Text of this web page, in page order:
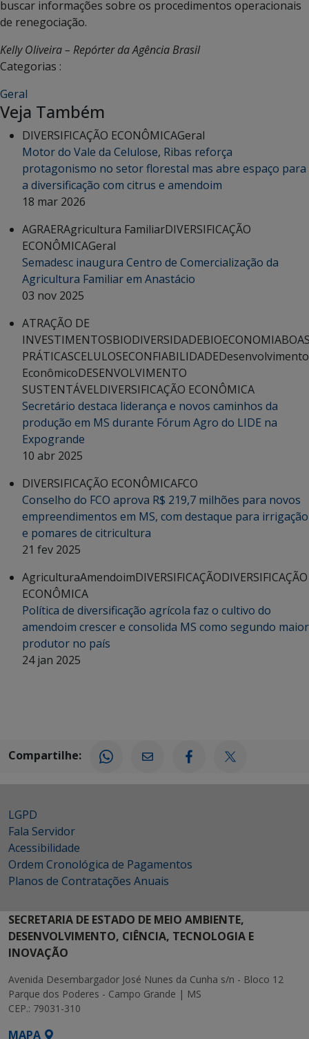
buscar informações sobre os procedimentos operacionais
de renegociação.
Kelly Oliveira – Repórter da Agência Brasil
Categorias :
Geral
Veja Também
DIVERSIFICAÇÃO ECONÔMICAGeral
Motor do Vale da Celulose, Ribas reforça
protagonismo no setor florestal mas abre espaço para
a diversificação com citrus e amendoim
18 mar 2026
AGRAERAgricultura FamiliarDIVERSIFICAÇÃO
ECONÔMICAGeral
Semadesc inaugura Centro de Comercialização da
Agricultura Familiar em Anastácio
03 nov 2025
ATRAÇÃO DE
INVESTIMENTOSBIODIVERSIDADEBIOECONOMIA
PRÁTICASCELULOSECONFIABILIDADEDesenvolvimento
EconômicoDESENVOLVIMENTO
SUSTENTÁVELDIVERSIFICAÇÃO ECONÔMICA
Secretário destaca liderança e novos caminhos da
produção em MS durante Fórum Agro do LIDE na
Expogrande
10 abr 2025
DIVERSIFICAÇÃO ECONÔMICAFCO
Conselho do FCO aprova R$ 219,7 milhões para novos
empreendimentos em MS, com destaque para irrigação
e pomares de citricultura
21 fev 2025
AgriculturaAmendoimDIVERSIFICAÇÃODIVERSIFICAÇÃO
ECONÔMICA
Política de diversificação agrícola faz o cultivo do
amendoim crescer e consolida MS como segundo maior
produtor no país
24 jan 2025
Compartilhe:
LGPD
Fala Servidor
Acessibilidade
Ordem Cronológica de Pagamentos
Planos de Contratações Anuais
SECRETARIA DE ESTADO DE MEIO AMBIENTE,
DESENVOLVIMENTO, CIÊNCIA, TECNOLOGIA E
INOVAÇÃO
Avenida Desembargador José Nunes da Cunha s/n - Bloco 12
Parque dos Poderes - Campo Grande | MS
CEP.: 79031-310
MAPA